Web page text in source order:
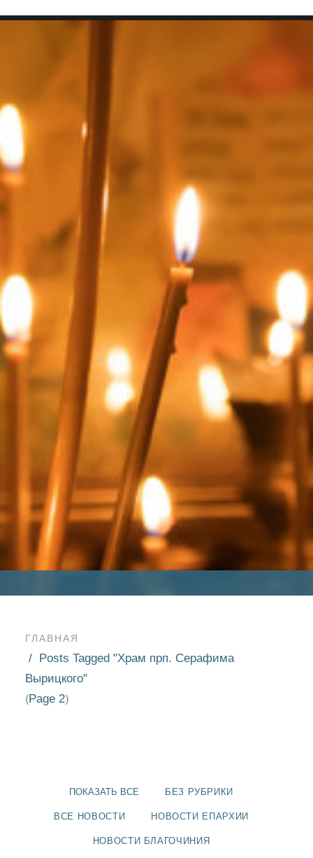
SEARCH
ГЛАВНАЯ
Posts Tagged "Храм прп. Серафима
Вырицкого"
(Page 2)
ПОКАЗАТЬ ВСЕ БЕЗ РУБРИКИ
ВСЕ НОВОСТИ НОВОСТИ ЕПАРХИИ
НОВОСТИ БЛАГОЧИНИЯ